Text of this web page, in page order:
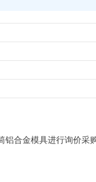
合金模具进行询价